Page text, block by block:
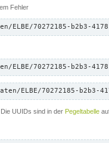
Fehler
70272185-b2b3-4178-
ELBE/70272185-b2b3-
ELBE/70272185-b2b3-
UUIDs sind in der Pegeltabelle